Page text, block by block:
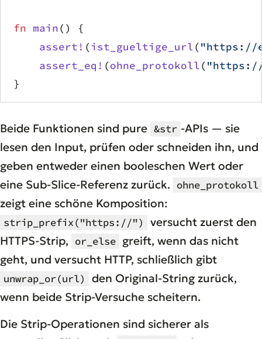
fn main() {
    assert!
(ist_gueltige_url( "https://
    assert_eq!
(ohne_protokoll( "https://
}
Beide Funktionen sind pure &str -APIs — sie
lesen den Input, prüfen oder schneiden ihn, und
geben entweder einen booleschen Wert oder
eine Sub-Slice-Referenz zurück. ohne_protokoll
zeigt eine schöne Komposition:
strip_prefix("https://")
versucht zuerst den
HTTPS-Strip, or_else greift, wenn das nicht
geht, und versucht HTTP, schließlich gibt
unwrap_or(url)
den Original-String zurück,
wenn beide Strip-Versuche scheitern.
Die Strip-Operationen sind sicherer als